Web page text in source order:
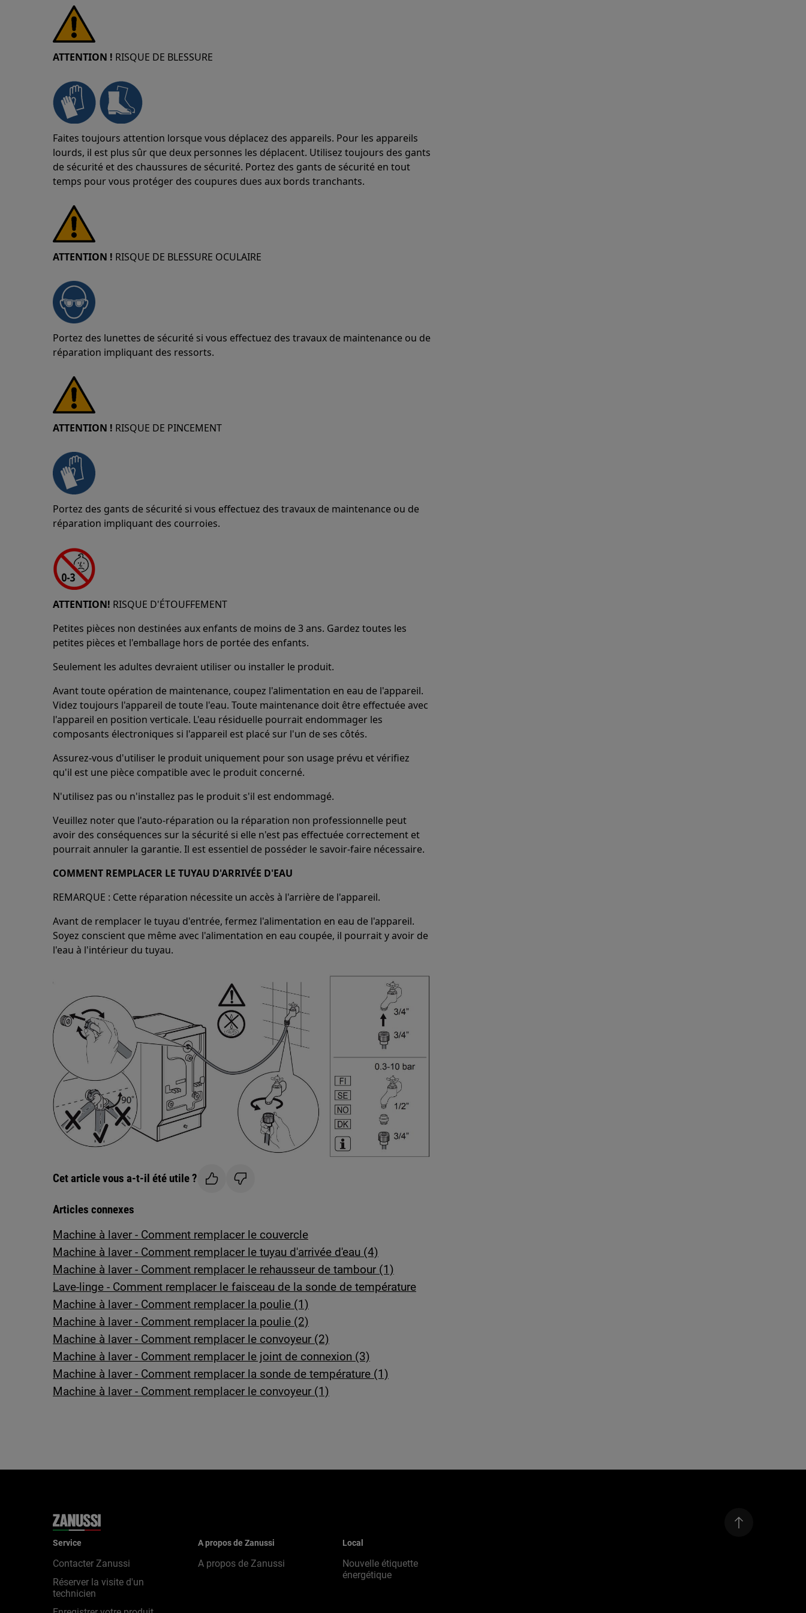
ATTENTION ! RISQUE DE BLESSURE
Faites toujours attention lorsque vous déplacez des appareils. Pour les appareils
lourds, il est plus sûr que deux personnes les déplacent. Utilisez toujours des gants
de sécurité et des chaussures de sécurité. Portez des gants de sécurité en tout
temps pour vous protéger des coupures dues aux bords tranchants.
ATTENTION ! RISQUE DE BLESSURE OCULAIRE
Portez des lunettes de sécurité si vous effectuez des travaux de maintenance ou de
réparation impliquant des ressorts.
ATTENTION ! RISQUE DE PINCEMENT
Portez des gants de sécurité si vous effectuez des travaux de maintenance ou de
réparation impliquant des courroies.
ATTENTION! RISQUE D'ÉTOUFFEMENT
Petites pièces non destinées aux enfants de moins de 3 ans. Gardez toutes les
petites pièces et l'emballage hors de portée des enfants.
Seulement les adultes devraient utiliser ou installer le produit.
Avant toute opération de maintenance, coupez l'alimentation en eau de l'appareil.
Videz toujours l'appareil de toute l'eau. Toute maintenance doit être effectuée avec
l'appareil en position verticale. L'eau résiduelle pourrait endommager les
composants électroniques si l'appareil est placé sur l'un de ses côtés.
Assurez-vous d'utiliser le produit uniquement pour son usage prévu et vérifiez
qu'il est une pièce compatible avec le produit concerné.
N'utilisez pas ou n'installez pas le produit s'il est endommagé.
Veuillez noter que l'auto-réparation ou la réparation non professionnelle peut
avoir des conséquences sur la sécurité si elle n'est pas effectuée correctement et
pourrait annuler la garantie. Il est essentiel de posséder le savoir-faire nécessaire.
COMMENT REMPLACER LE TUYAU D'ARRIVÉE D'EAU
REMARQUE : Cette réparation nécessite un accès à l'arrière de l'appareil.
Avant de remplacer le tuyau d'entrée, fermez l'alimentation en eau de l'appareil.
Soyez conscient que même avec l'alimentation en eau coupée, il pourrait y avoir de
l'eau à l'intérieur du tuyau.
Cet article vous a-t-il été utile ?
Articles connexes
Machine à laver - Comment remplacer le couvercle
Machine à laver - Comment remplacer le tuyau d'arrivée d'eau (4)
Machine à laver - Comment remplacer le rehausseur de tambour (1)
Lave-linge - Comment remplacer le faisceau de la sonde de température
Machine à laver - Comment remplacer la poulie (1)
Machine à laver - Comment remplacer la poulie (2)
Machine à laver - Comment remplacer le convoyeur (2)
Machine à laver - Comment remplacer le joint de connexion (3)
Machine à laver - Comment remplacer la sonde de température (1)
Machine à laver - Comment remplacer le convoyeur (1)
Service
Contacter Zanussi
Réserver la visite d'un
technicien
A propos de Zanussi
A propos de Zanussi
Local
Nouvelle étiquette
énergétique